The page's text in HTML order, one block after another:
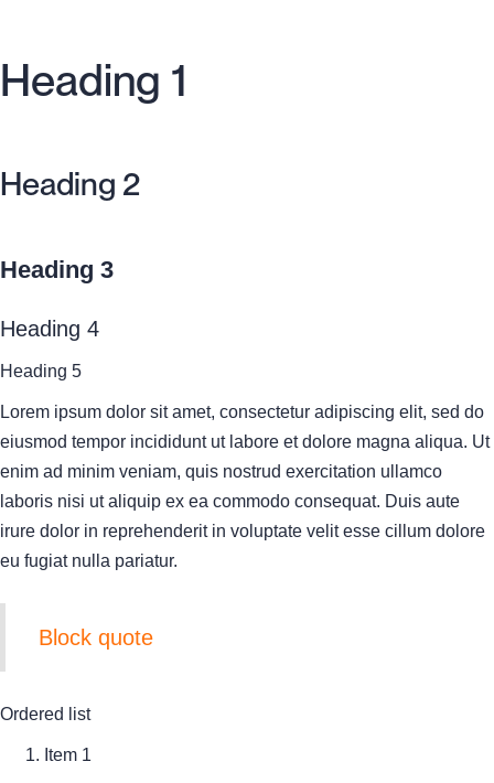
Heading 1
Heading 2
Heading 3
Heading 4
Heading 5
Lorem ipsum dolor sit amet, consectetur adipiscing elit, sed do
eiusmod tempor incididunt ut labore et dolore magna aliqua. Ut
enim ad minim veniam, quis nostrud exercitation ullamco
laboris nisi ut aliquip ex ea commodo consequat. Duis aute
irure dolor in reprehenderit in voluptate velit esse cillum dolore
eu fugiat nulla pariatur.
Block quote
Ordered list
Item 1